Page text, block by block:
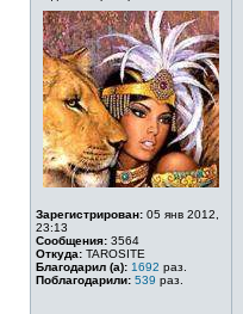
Зарегистрирован: 05 янв 2012,
23:13
Сообщения: 3564
Откуда: TAROSITE
Благодарил (а): 1692 раз.
Поблагодарили: 539 раз.